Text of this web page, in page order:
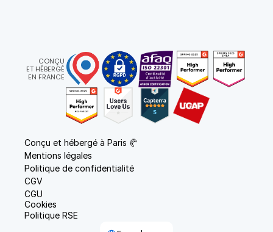
CONÇU
ET HÉBERGÉ
EN FRANCE
Conçu et hébergé à Paris 🥐
Mentions légales
Politique de confidentialité
CGV
CGU
Cookies
Politique RSE